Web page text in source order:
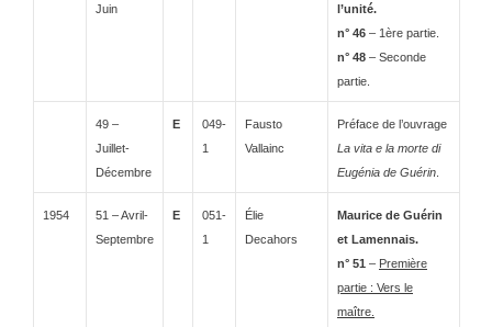
Juin
l’unité.
n° 46 – 1ère partie.
n° 48 – Seconde
partie.
49 –
Juillet-
Décembre
E
049-
1
Fausto
Vallainc
Préface de l’ouvrage
La vita e la morte di
Eugénia de Guérin
1954
51 – Avril-
Septembre
E
051-
1
Élie
Decahors
Maurice de Guérin
et Lamennais.
n° 51 – Première
partie : Vers le
maître.